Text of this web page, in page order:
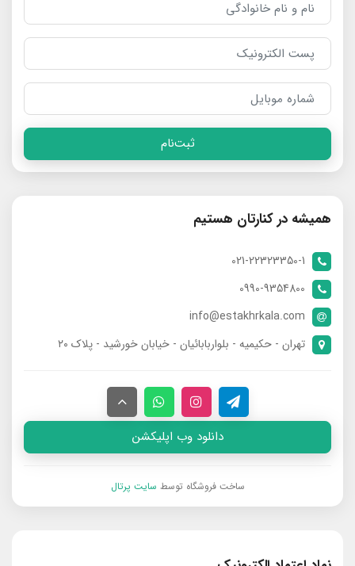
ثبت‌نام
همیشه در کنارتان هستیم
021-22323350-1
0990-9354800
info@estakhrkala.com
تهران - حکیمیه - بلواربابائیان - خیابان خورشید - پلاک ۲۰
دانلود وب اپلیکشن
ساخت فروشگاه توسط سایت پرتال